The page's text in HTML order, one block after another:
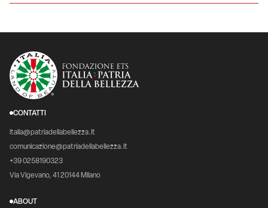
CONTATTI
italia@patriadellabellezza.it
comunicazione@patriadellabellezza.it
+39 0258190323
Via Vigevano, 41 20144 Milano
ABOUT